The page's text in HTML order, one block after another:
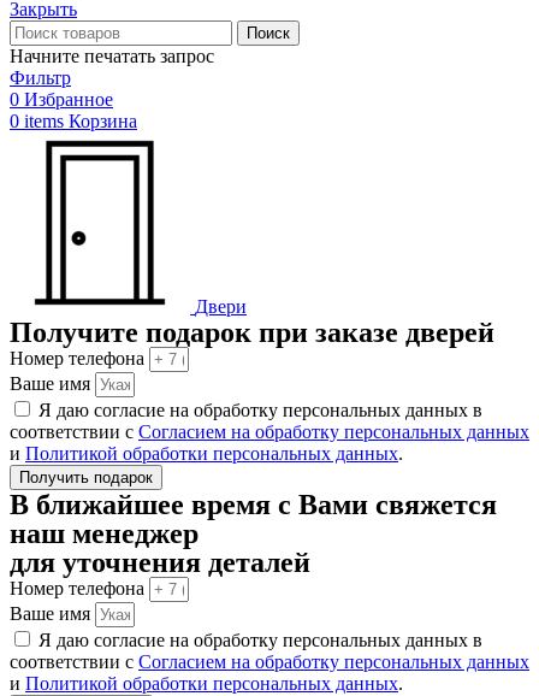
Закрыть
Поиск
Начните печатать запрос
Фильтр
0 Избранное
0 items Корзина
Двери
Получите подарок при заказе дверей
Номер телефона
Ваше имя
Я даю согласие на обработку персональных данных в
соответствии с Согласием на обработку персональных данных
и Политикой обработки персональных данных.
Получить подарок
В ближайшее время с Вами свяжется
наш менеджер
для уточнения деталей
Номер телефона
Ваше имя
Я даю согласие на обработку персональных данных в
соответствии с Согласием на обработку персональных данных
и Политикой обработки персональных данных.